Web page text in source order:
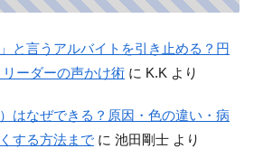
と言うアルバイトを引き止める？円
ーダーの声かけ術 に K.K より
はなぜできる？原因・色の違い・病
する方法まで に 池田剛士 より